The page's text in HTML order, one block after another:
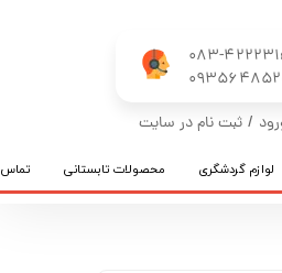
083-
/ ثبت نام در سایت
تغییر گذر واژه
لوازم گردشگری محصولات تابستانی تماس